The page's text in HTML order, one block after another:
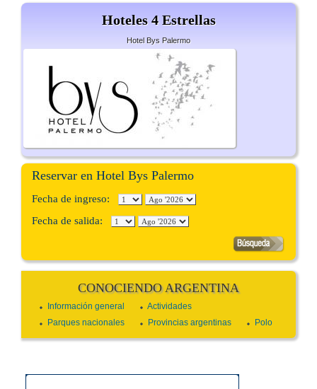
Hoteles 4 Estrellas
Hotel Bys Palermo
Reservar en Hotel Bys Palermo
Fecha de ingreso:
Fecha de salida:
CONOCIENDO ARGENTINA
Información general
Actividades
Parques nacionales
Provincias argentinas Polo